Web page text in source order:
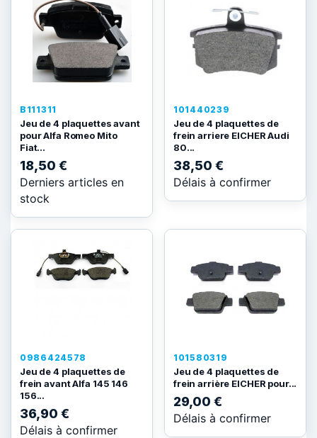
B111311
Jeu de 4 plaquettes avant
pour Alfa Romeo Mito
Fiat...
18,50 €
Derniers articles en
stock
101440239
Jeu de 4 plaquettes de
frein arriere EICHER Audi
80...
38,50 €
Délais à confirmer
0986424578
Jeu de 4 plaquettes de
frein avant Alfa 145 146
156...
36,90 €
Délais à confirmer
101580319
Jeu de 4 plaquettes de
frein arrière EICHER pour...
29,00 €
Délais à confirmer